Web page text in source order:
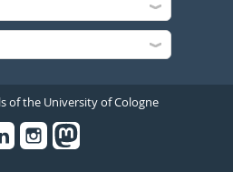
of the University of Cologne